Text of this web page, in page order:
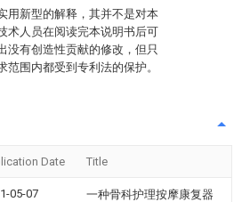
用新型的解释，其并不是对本
术人员在阅读完本说明书后可
没有创造性贡献的修改，但只
围内都受到专利法的保护。
Date Title
05-07 一种骨科护理按摩康复器